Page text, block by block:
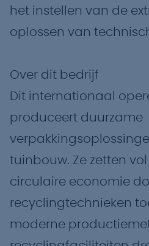
het instellen van de
oplossen van
Over dit bedrijf
Dit internationaal
produceert duurzame
tuinbouw. Ze zetten
circulaire economie
recyclingtechnieken
moderne